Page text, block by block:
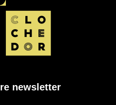
newsletter